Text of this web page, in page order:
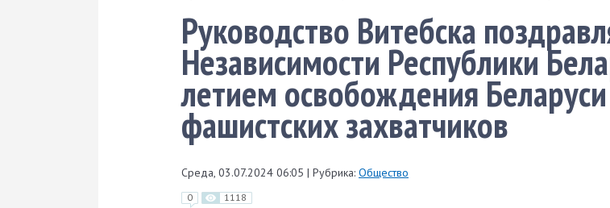
Руководство Витебска
Независимости Республики
летием освобождения
фашистских захватчиков
Среда, 03.07.2024 06:05 | Рубрика: Общество
0 1118